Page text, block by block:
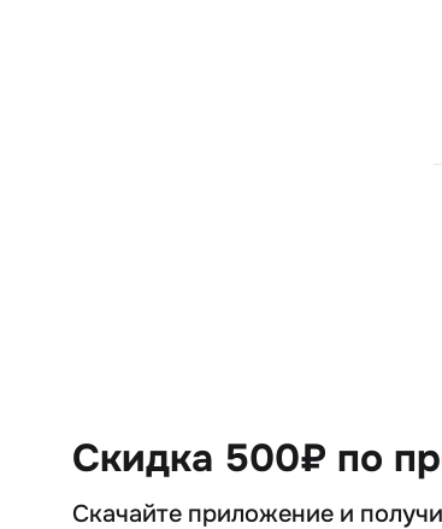
Скидка 500₽ по
Скачайте приложение и